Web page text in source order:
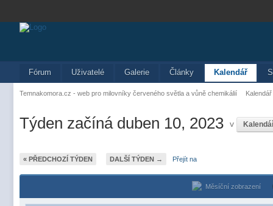
Fórum Uživatelé Galerie Články Kalendář
Temnakomora.cz - web pro milovníky červeného světla a vůně chemikálií Kalendář
Týden začíná duben 10, 2023 v
« PŘEDCHOZÍ TÝDEN DALŠÍ TÝDEN → Přejít na
Měsíční zobrazení